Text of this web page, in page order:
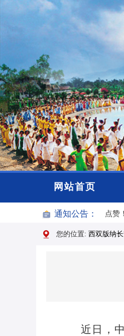
网站首页
通知公告：
2025
您的位置: 西双版纳
近日，